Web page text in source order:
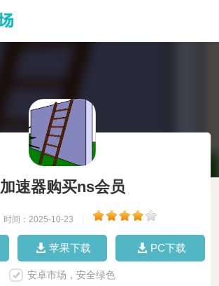
加速器购买ns会员
时间：2025-10-23
苹果下载 PC下载
安卓市场，安全绿色